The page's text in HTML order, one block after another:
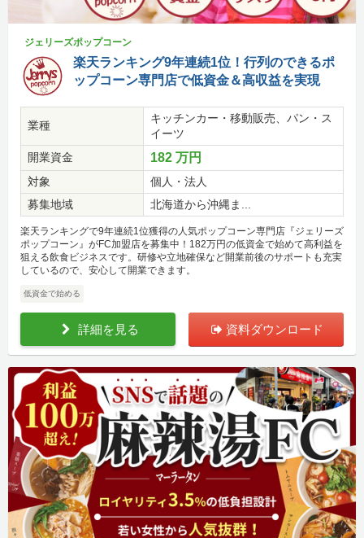
ジェリーズポップコーン
楽天ランキング9年連続1位！行列のできるポ
ップコーン専門店で低資金＆高収益を実現
業種
キッチンカー・移動販売、パン・ス
イーツ
開業資金
182 万円
対象
個人・法人
募集地域
北海道から沖縄ま...
楽天ランキングで9年連続1位獲得の人気ポップコーン専門店『ジェリーズ
ポップコーン』がFC加盟店を募集中！182万円の低資金で始めて高利益を
狙える飲食ビジネスです。研修や立地確保など開業前後のサポートも充実
しているので、安心して開業できます。
低資金で始める
詳細を見る 資料ダウンロード